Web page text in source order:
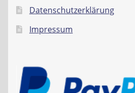
Datenschutzerklärung
Impressum